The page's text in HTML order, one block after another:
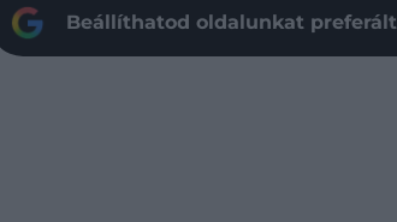
Beállíthatod oldalunkat